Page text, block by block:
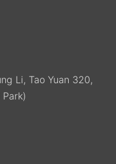
Li, Tao Yuan 320,